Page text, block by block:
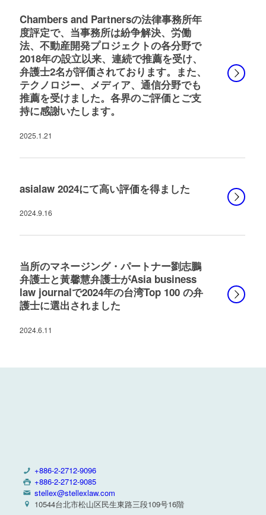
Chambers and Partnersの法律事務所年
度評定で、当事務所は紛争解決、労働
法、不動産開発プロジェクトの各分野で
2018年の設立以来、連続で推薦を受け、
弁護士2名が評価されております。また、
テクノロジー、メディア、通信分野でも
推薦を受けました。各界のご評価とご支
持に感謝いたします。
2025.1.21
asialaw 2024にて高い評価を得ました
2024.9.16
当所のマネージング・パートナー劉志鵬
弁護士と黃馨慧弁護士がAsia business
law journalで2024年の台湾Top 100 の弁
護士に選出されました
2024.6.11
+886-2-2712-9096
+886-2-2712-9085
stellex@stellexlaw.com
10544台北市松山区民生東路三段109号16階